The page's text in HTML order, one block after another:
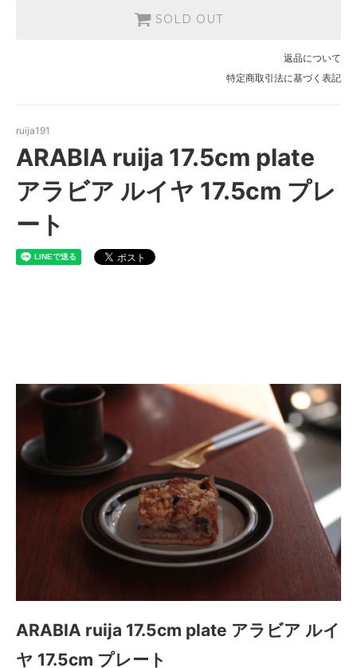
SOLD OUT
返品について
特定商取引法に基づく表記
ruija191
ARABIA ruija 17.5cm plate
アラビア ルイヤ 17.5cm プレ
ート
ARABIA ruija 17.5cm plate アラビア ルイ
ヤ 17.5cm プレート